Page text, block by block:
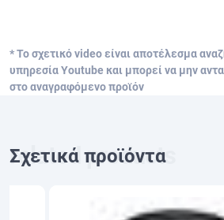
* Το σχετικό video είναι αποτέλεσμα
υπηρεσία Youtube και μπορεί να μην
στο αναγραφόμενο προϊόν
Σχετικά προϊόντα